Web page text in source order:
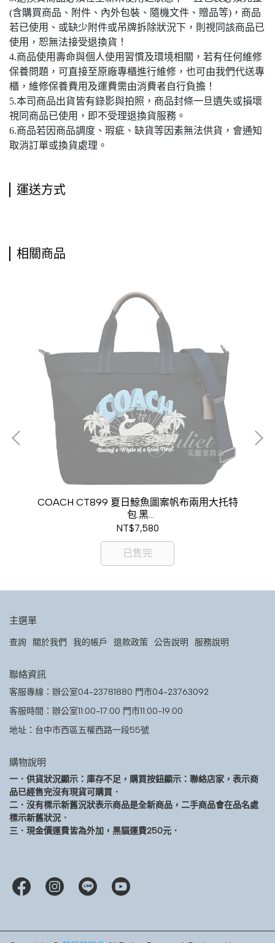
(含購買商品、附件、內外包裝、隨機文件、贈品等)，商品
若已使用、或缺少附件或吊牌拆除狀況下，則視同該商品已
使用，恕無法接受退換貨！
4.商品使用壽命與個人使用習慣及環境相關，若有任何維修
保養問題，可直接至原廠專櫃進行維修，也可由我們代送專
櫃，維修保養費用及運費需由消費者自行負擔！
5.本司商品出貨皆有錄影與拍照，商品封條一旦遺失或損壞
視同商品已使用，即不受理退換貨服務。
6.商品若因商品調度、瑕疵、缺貨等因素無法供貨，會通知
取消訂單或換貨處理。
運送方式
相關商品
COACH CT899 夏日鯨魚圖案帆布兩用大托特
包.黑
現金價$6,800
NT$7,580
已售完
主選單
查詢 關於我們 我的帳戶 退款政策 公告說明 服務說明
聯絡資訊
客服專線：辦公室04-23781880 門市04-23763092
客服時間：辦公室11:00-17:00 門市11:00-19:00
地址：台中市西區五權西路一段55號
購物說明
一．供貨狀況顯示：庫存不足，購買按鈕顯示：聯絡店家，表示商
品已經售完沒有現貨可購買．
二．沒有標示新舊況狀表示商品是全新商品，二手商品會在品名處
標示新舊狀況．
三．現金價運費皆為外加，黑貓運費250元．